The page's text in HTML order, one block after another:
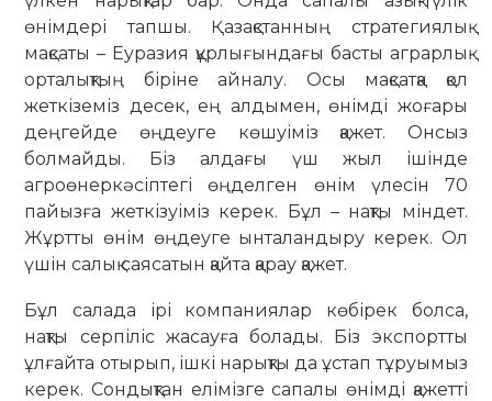
өнімдері тапшы. Қазақстанның стратегиялық
мақсаты – Еуразия құрлығындағы басты аграрлық
орталықтың біріне айналу. Осы мақсатқа қол
жеткіземіз десек, ең алдымен, өнімді жоғары
деңгейде өңдеуге көшуіміз қажет. Онсыз
болмайды. Біз алдағы үш жыл ішінде
агроөнеркәсіптегі өңделген өнім үлесін 70
пайызға жеткізуіміз керек. Бұл – нақты міндет.
Жұртты өнім өңдеуге ынталандыру керек. Ол
үшін салық саясатын қайта қарау қажет.
Бұл салада ірі компаниялар көбірек болса,
нақты серпіліс жасауға болады. Біз экспортты
ұлғайта отырып, ішкі нарықты да ұстап тұруымыз
керек. Сондықтан елімізге сапалы өнімді қажетті